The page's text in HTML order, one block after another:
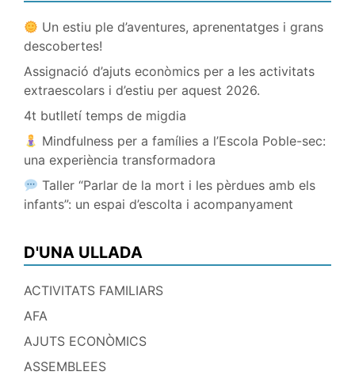
Un estiu ple d’aventures, aprenentatges i grans
descobertes!
Assignació d’ajuts econòmics per a les activitats
extraescolars i d’estiu per aquest 2026.
4t butlletí temps de migdia
Mindfulness per a famílies a l’Escola Poble-sec:
una experiència transformadora
Taller “Parlar de la mort i les pèrdues amb els
infants”: un espai d’escolta i acompanyament
D'UNA ULLADA
ACTIVITATS FAMILIARS
AFA
AJUTS ECONÒMICS
ASSEMBLEES